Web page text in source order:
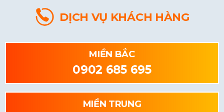
DỊCH VỤ KHÁCH HÀNG
MIỀN BẮC
0902 685 695
MIỀN TRUNG